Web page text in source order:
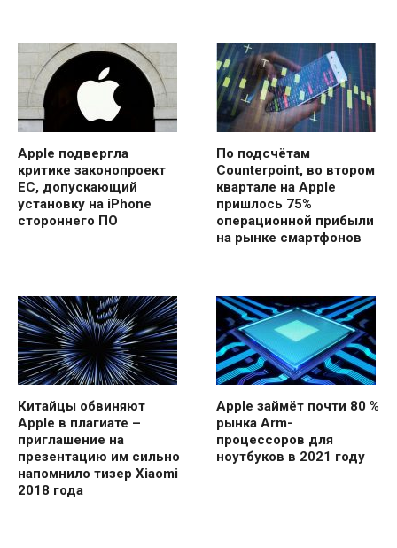
Apple подвергла
критике законопроект
ЕС, допускающий
установку на iPhone
стороннего ПО
По подсчётам
Counterpoint, во втором
квартале на Apple
пришлось 75%
операционной прибыли
на рынке смартфонов
Китайцы обвиняют
Apple в плагиате –
приглашение на
презентацию им сильно
напомнило тизер Xiaomi
2018 года
Apple займёт почти 80 %
рынка Arm-
процессоров для
ноутбуков в 2021 году